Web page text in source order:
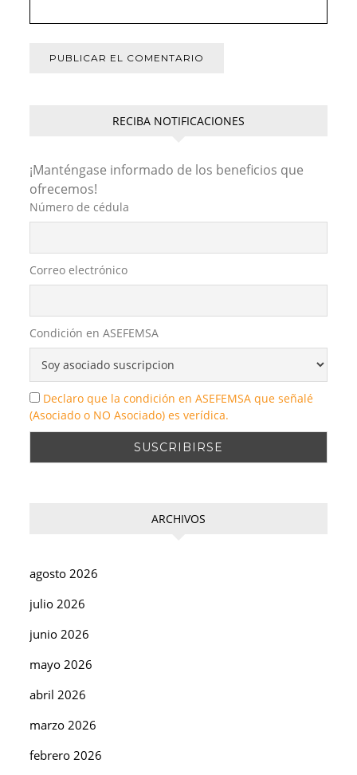
RECIBA NOTIFICACIONES
¡Manténgase informado de los beneficios que
ofrecemos!
Número de cédula
Correo electrónico
Condición en ASEFEMSA
Declaro que la condición en ASEFEMSA que señalé
(Asociado o NO Asociado) es verídica.
ARCHIVOS
agosto 2026
julio 2026
junio 2026
mayo 2026
abril 2026
marzo 2026
febrero 2026